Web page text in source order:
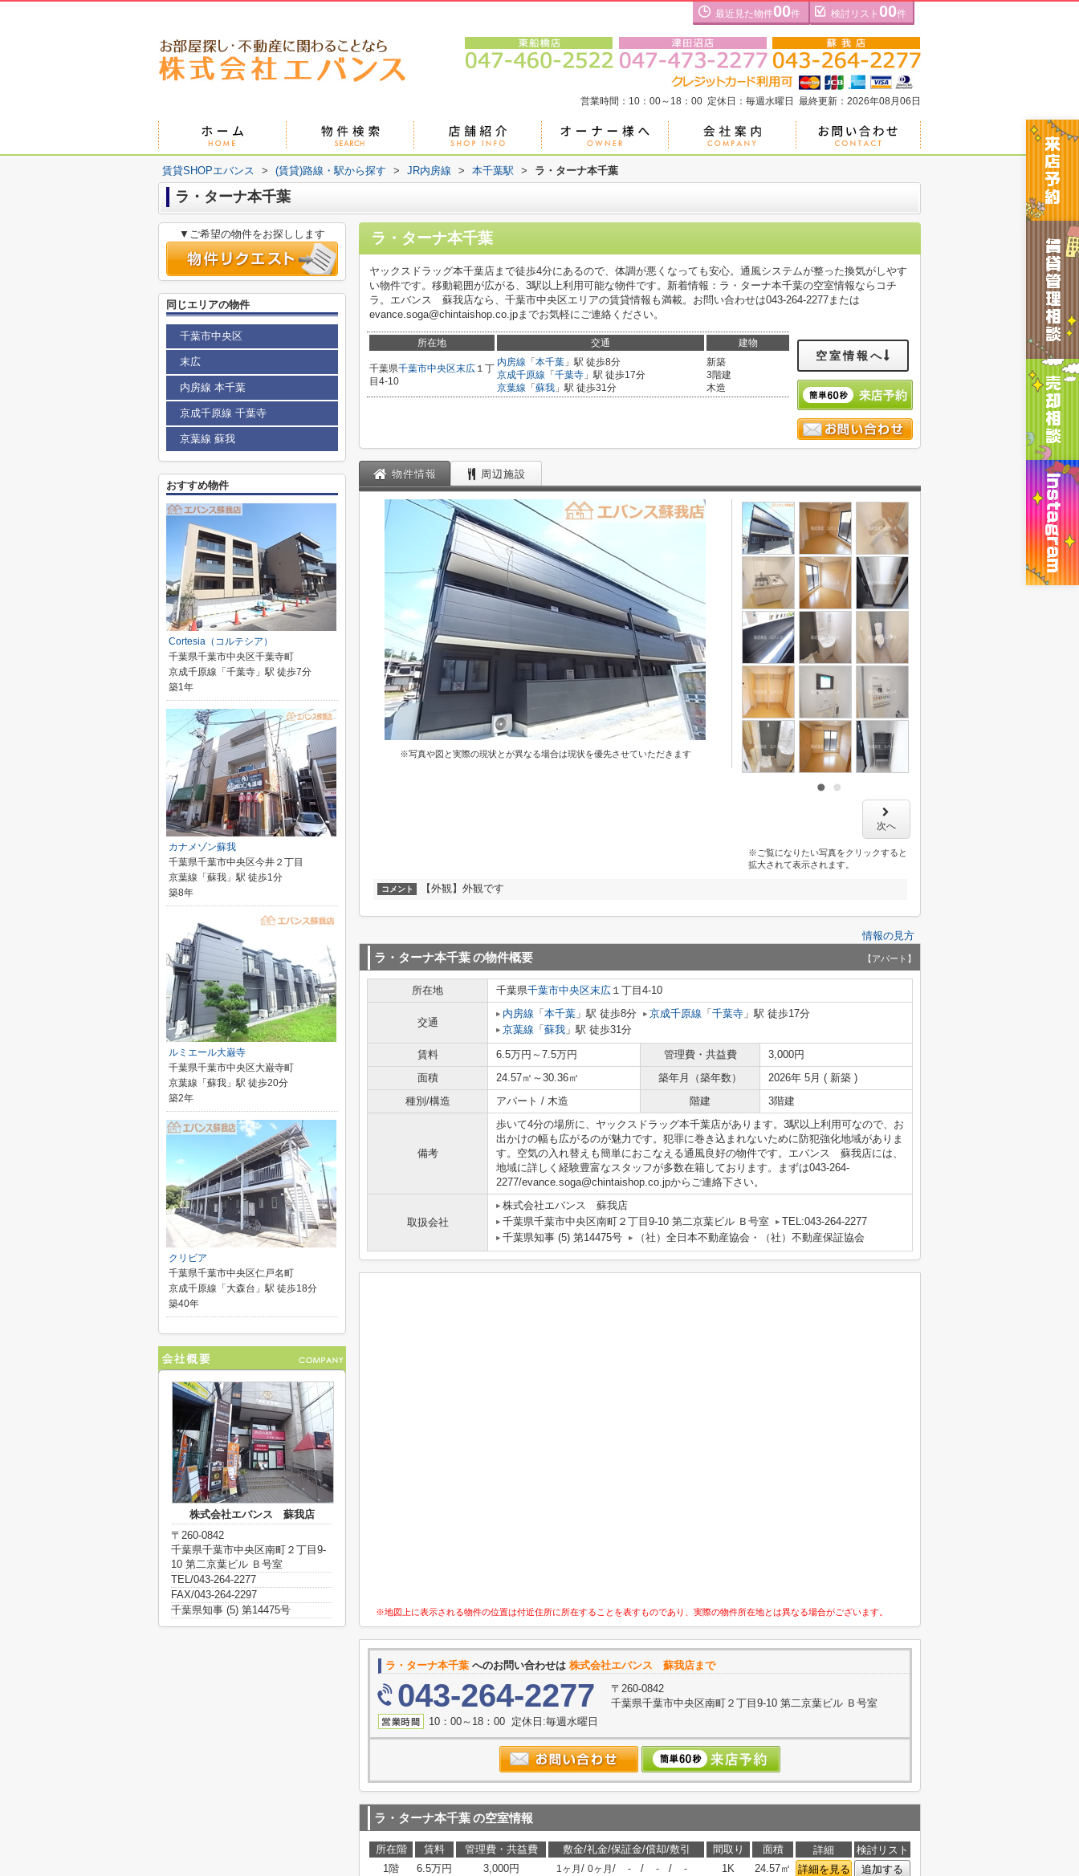
最近見た物件00件 検討リスト 00件
営業時間：10：00～18：00 定休日：毎週水曜日 最終更新：2026年08月06日
賃貸SHOPエバンス > (賃貸)路線・駅から探す > JR内房線 > 本千葉駅 > ラ・ターナ本千葉
ラ・ターナ本千葉
ラ・ターナ本千葉
ヤックスドラッグ本千葉店まで徒歩4分にあるので、体調が悪くなっても安心。通風システムが整った換気がしやす
い物件です。移動範囲が広がる、3駅以上利用可能な物件です。新着情報：ラ・ターナ本千葉の空室情報ならコチ
ラ。エバンス 蘇我店なら、千葉市中央区エリアの賃貸情報も満載。お問い合わせは043-264-2277または
evance.soga@chintaishop.co.jpまでお気軽にご連絡ください。
所在地 交通 建物
千葉県千葉市中央区末広 １丁
目4-10
内房線 「 本千葉 」駅 徒歩8分
京成千原線 「 千葉寺 」駅 徒歩17分
京葉線 「 蘇我 」駅 徒歩31分
新築
3階建
木造
空室情報へ
物件情報 周辺施設
※写真や図と実際の現状とが異なる場合は現状を優先させていただきます
次へ
※ご覧になりたい写真をクリックすると
拡大されて表示されます。
コメント 【外観】外観です
情報の見方
ラ・ターナ本千葉の物件概要 【アパート】
所在地 千葉県千葉市中央区末広 １丁目4-10
交通
内房線 「 本千葉 」駅 徒歩8分 京成千原線 「 千葉寺 」駅 徒歩17分
京葉線 「 蘇我 」駅 徒歩31分
賃料 6.5万円～7.5万円 管理費・共益費
3,000円
面積
24.57㎡～30.36㎡ 築年月（築年数）
2026年 5月 ( 新築 )
種別/構造
アパート / 木造 階建 3階建
備考
歩いて4分の場所に、ヤックスドラッグ本千葉店があります。3駅以上利用可なので、お
出かけの幅も広がるのが魅力です。犯罪に巻き込まれないために防犯強化地域がありま
す。空気の入れ替えも簡単におこなえる通風良好の物件です。エバンス 蘇我店には、
地域に詳しく経験豊富なスタッフが多数在籍しております。まずは043-264-
2277/evance.soga@chintaishop.co.jpからご連絡下さい。
取扱会社
株式会社エバンス 蘇我店
千葉県千葉市中央区南町２丁目9-10 第二京葉ビル Ｂ号室
TEL:043-264-2277
千葉県知事 (5) 第14475号
（社）全日本不動産協会・（社）不動産保証協会
※地図上に表示される物件の位置は付近住所に所在することを表すものであり、実際の物件所在地とは異なる場合がございます。
ラ・ターナ本千葉 へのお問い合わせは 株式会社エバンス 蘇我店まで
043-264-2277
〒260-0842
千葉県千葉市中央区南町２丁目9-10 第二京葉ビル Ｂ号室
10：00～18：00 定休日:毎週水曜日
ラ・ターナ本千葉の空室情報
所在階 賃料 管理費・共益費 敷金/礼金/保証金/償却/敷引 間取り 面積 詳細
検討リスト
1階
6.5万円 3,000円 1ヶ月 / 0ヶ月 / - / - / - 1K 24.57㎡ 詳細を見る
追加する
▼ご希望の物件をお探しします
同じエリアの物件
千葉市中央区
末広
内房線 本千葉
京成千原線 千葉寺
京葉線 蘇我
おすすめ物件
Cortesia（コルテシア）
千葉県千葉市中央区千葉寺町
京成千原線「千葉寺」駅 徒歩7分
築1年
カナメゾン蘇我
千葉県千葉市中央区今井２丁目
京葉線「蘇我」駅 徒歩1分
築8年
ルミエール大巌寺
千葉県千葉市中央区大巌寺町
京葉線「蘇我」駅 徒歩20分
築2年
クリビア
千葉県千葉市中央区仁戸名町
京成千原線「大森台」駅 徒歩18分
築40年
株式会社エバンス 蘇我店
〒260-0842
千葉県千葉市中央区南町２丁目9-
10 第二京葉ビル Ｂ号室
TEL/043-264-2277
FAX/043-264-2297
千葉県知事 (5) 第14475号